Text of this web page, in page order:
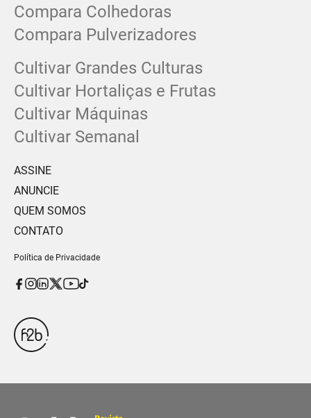
Compara Colhedoras
Compara Pulverizadores
Cultivar Grandes Culturas
Cultivar Hortaliças e Frutas
Cultivar Máquinas
Cultivar Semanal
ASSINE
ANUNCIE
QUEM SOMOS
CONTATO
Política de Privacidade